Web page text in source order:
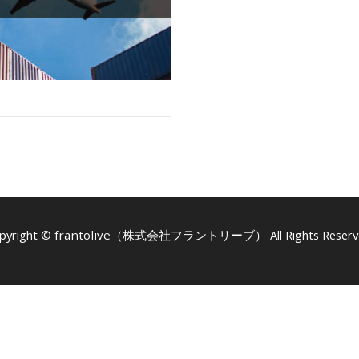
© frantolive（株式会社フラントリーブ） All Rights